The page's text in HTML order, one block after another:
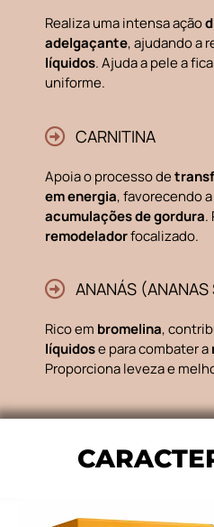
Realiza uma intensa ação
adelgaçante, ajudando a
líquidos. Ajuda a pele a
uniforme.
CARNITINA
Apoia o processo de
em energia, favorecendo a
acumulações de gordura.
remodeladorfocalizado.
ANANÁS (ANANAS
Rico em bromelina,
líquidose para combater a
Proporciona leveza e